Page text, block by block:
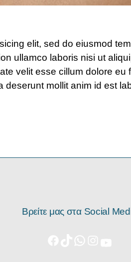
elit, sed do eiusmod
ullamco laboris nisi ut
velit esse cillum dolore
mollit anim id est
Βρείτε μας στα Social